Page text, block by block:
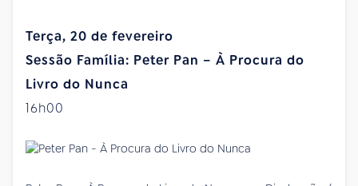
Terça, 20 de fevereiro
Sessão Família: Peter Pan – À Procura do
Livro do Nunca
16h00